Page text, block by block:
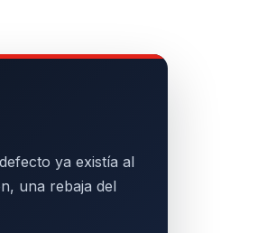
ya existía al
una rebaja del